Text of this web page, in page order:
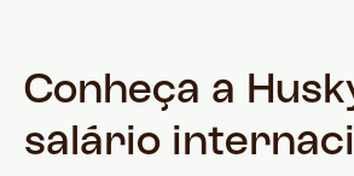
Conheça a
salário